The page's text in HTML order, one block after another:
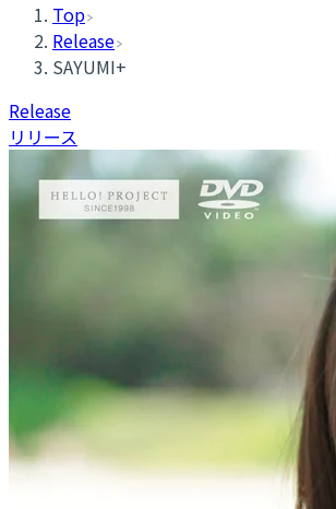
Top
Release
SAYUMI+
Release
リリース